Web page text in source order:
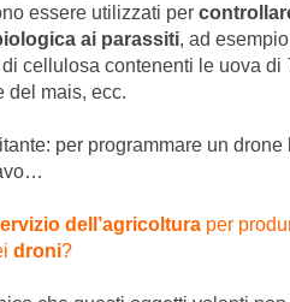
essere utilizzati per
ai parassiti, ad
cellulosa contenenti le uova di
del mais, ecc.
per programmare un
dell’agricoltura per
droni?